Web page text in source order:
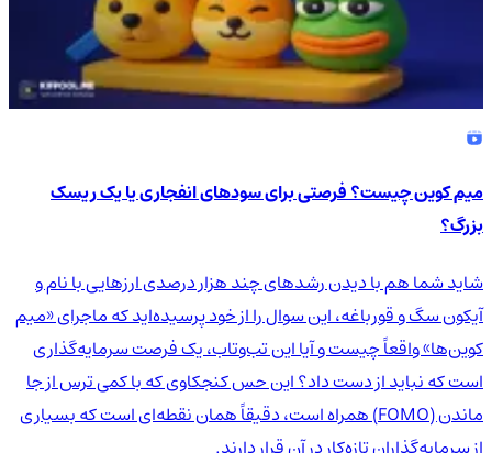
میم کوین چیست؟ فرصتی برای سودهای انفجاری یا یک ریسک
بزرگ؟
شاید شما هم با دیدن رشدهای چند هزار درصدی ارزهایی با نام و
آیکون سگ و قورباغه، این سوال را از خود پرسیده‌اید که ماجرای «میم
کوین‌ها» واقعاً چیست و آیا این تب‌وتاب، یک فرصت سرمایه‌گذاری
است که نباید از دست داد؟ این حس کنجکاوی که با کمی ترس از جا
ماندن (FOMO) همراه است، دقیقاً همان نقطه‌ای است که بسیاری